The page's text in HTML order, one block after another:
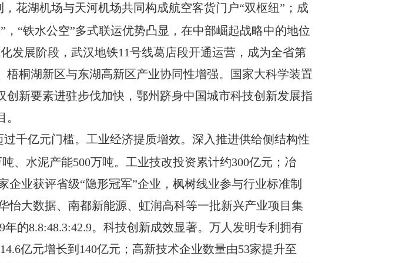
，花湖机场与天河机场共同构成航空客货门户“双枢纽” ； 成
，“铁水公空”多式联运优势凸显，在中部崛起战略中的地位
发展阶段，武汉地铁11号线葛店段开通运营，成为全省第
桐湖新区与东湖高新区产业协同性增强。
国家大科学装置
新要素进驻步伐加快，鄂州跻身中国城市科技创新发展指
过千亿元门槛。 工业经济提质增效。深入推进供给侧结构性
吨、水泥产能500万吨。工业技改投资累计约300亿元 ； 冶
企业获评省级“隐形冠军”企业，枫树线业参与行业标准制
怡大数据、南都新能源、虹润高科等一批新兴产业项目集
年的8.8:48.3:42.9。 科技创新成效显著。万人发明专利拥有
亿元增长到 140亿元 ； 高新技术企业数量由53家提升至